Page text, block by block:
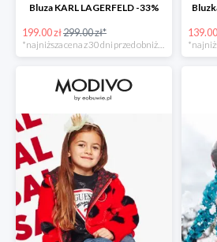
Bluza KARL LAGERFELD -33%
199.00 zł299.00 zł*